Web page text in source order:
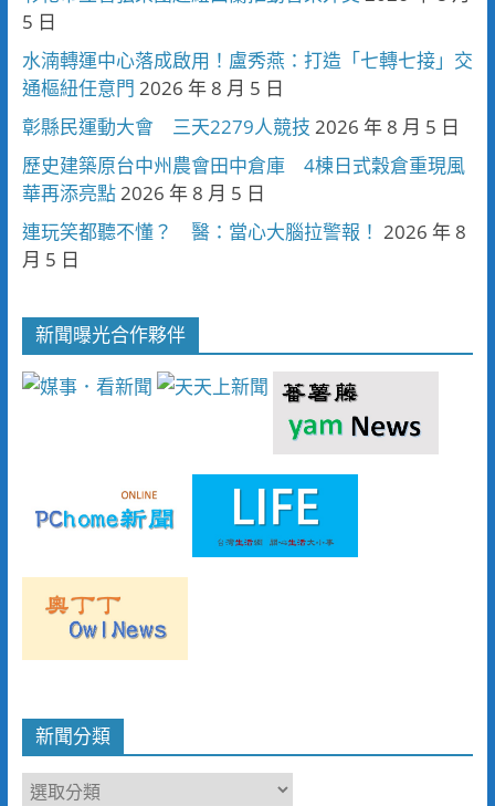
5 日
水湳轉運中心落成啟用！盧秀燕：打造「七轉七接」交
通樞紐任意門 2026 年 8 月 5 日
彰縣民運動大會 三天2279人競技 2026 年 8 月 5 日
歷史建築原台中州農會田中倉庫 4棟日式穀倉重現風
華再添亮點 2026 年 8 月 5 日
連玩笑都聽不懂？ 醫：當心大腦拉警報！ 2026 年 8
月 5 日
新聞曝光合作夥伴
新聞分類
新